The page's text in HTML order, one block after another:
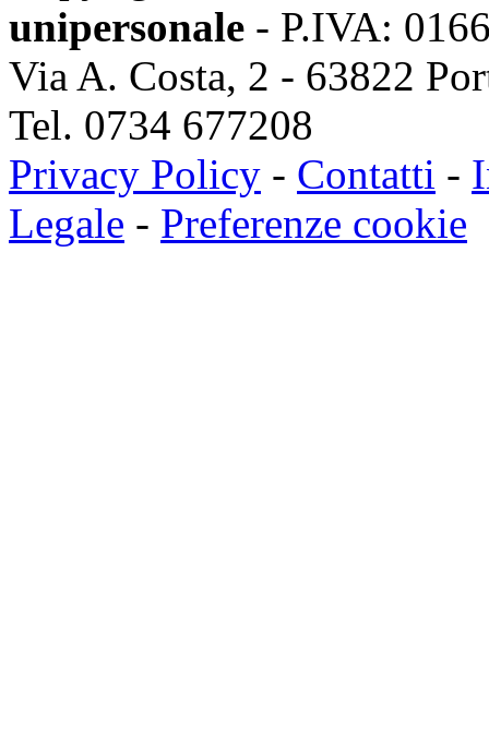
unipersonale - P.IVA:
Via A. Costa, 2 - 63822
Tel. 0734 677208
Privacy Policy - Contatti -
Legale - Preferenze cookie